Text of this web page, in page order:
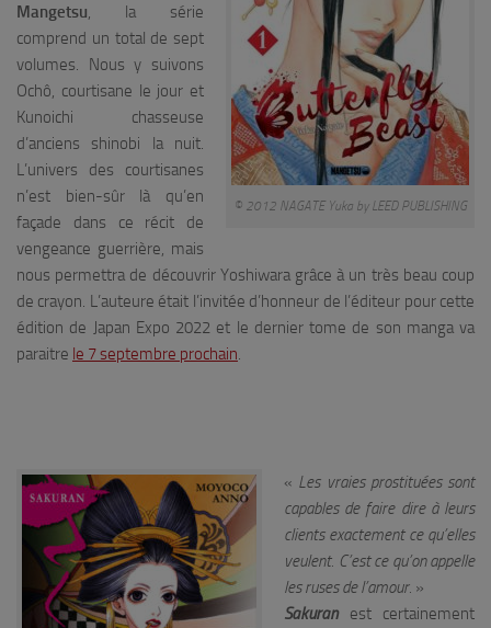
© 2012 NAGATE Yuka by LEED PUBLISHING
Mangetsu, la série
comprend un total de sept
volumes. Nous y suivons
Ochô, courtisane le jour et
Kunoichi chasseuse
d’anciens shinobi la nuit.
L’univers des courtisanes
n’est bien-sûr là qu’en
façade dans ce récit de
vengeance guerrière, mais
nous permettra de découvrir Yoshiwara grâce à un très beau coup
de crayon. L’auteure était l’invitée d’honneur de l’éditeur pour cette
édition de Japan Expo 2022 et le dernier tome de son manga va
paraitre le 7 septembre prochain.
« Les vraies prostituées sont
capables de faire dire à leurs
clients exactement ce qu’elles
veulent. C’est ce qu’on appelle
les ruses de l’amour. »
Sakuran est certainement